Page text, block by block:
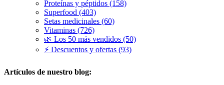
Proteínas y péptidos (158)
Superfood (403)
Setas medicinales (60)
Vitaminas (726)
🌿 Los 50 más vendidos (50)
⚡ Descuentos y ofertas (93)
Artículos de nuestro blog: